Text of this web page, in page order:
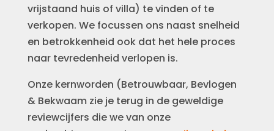
vrijstaand huis of villa) te vinden of te
verkopen. We focussen ons naast snelheid
en betrokkenheid ook dat het hele proces
naar tevredenheid verlopen is.
Onze kernworden (Betrouwbaar, Bevlogen
& Bekwaam zie je terug in de geweldige
reviewcijfers die we van onze